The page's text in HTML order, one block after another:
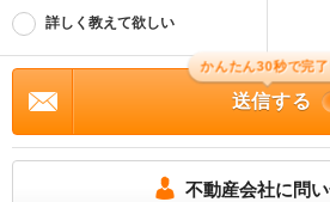
詳しく教えて欲しい
かんたん30秒で完
送信する
不動産会社に問